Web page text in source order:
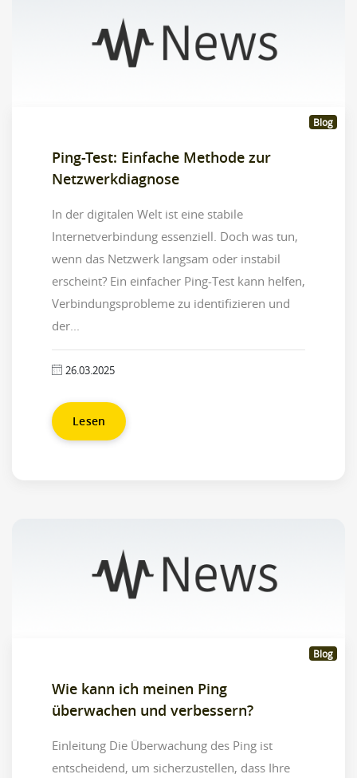
Blog
Ping-Test: Einfache Methode zur
Netzwerkdiagnose
In der digitalen Welt ist eine stabile
Internetverbindung essenziell. Doch was tun,
wenn das Netzwerk langsam oder instabil
erscheint? Ein einfacher Ping-Test kann helfen,
Verbindungsprobleme zu identifizieren und
der...
26.03.2025
Lesen
Blog
Wie kann ich meinen Ping
überwachen und verbessern?
Einleitung Die Überwachung des Ping ist
entscheidend, um sicherzustellen, dass Ihre